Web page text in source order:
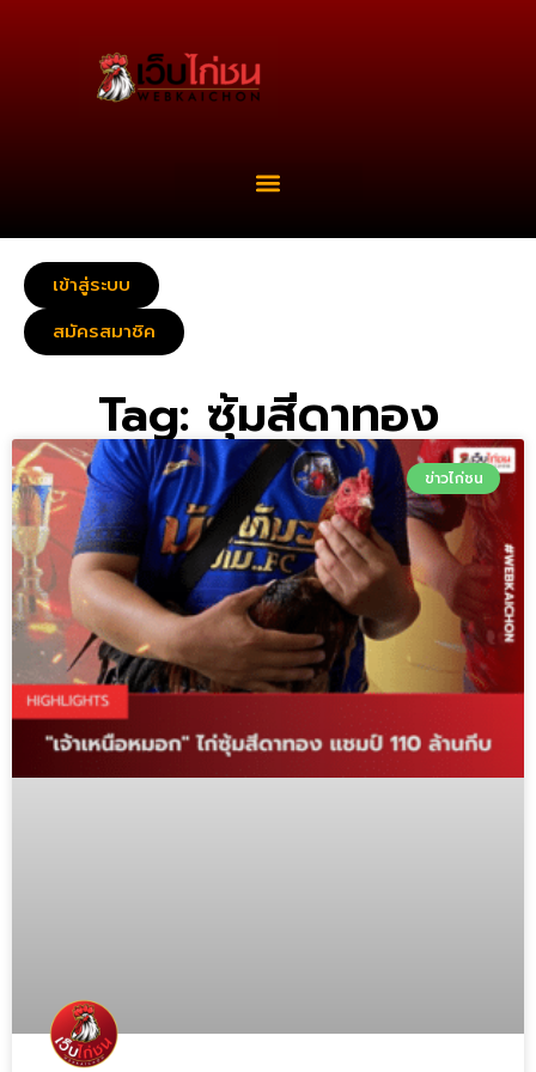
เข้าสู่ระบบ
สมัครสมาชิค
Tag: ซุ้มสีดาทอง
ข่าวไก่ชน